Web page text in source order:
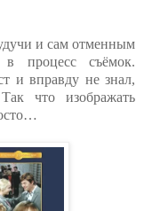
и сам отменным
в процесс съёмок.
и вправду не знал,
что изображать